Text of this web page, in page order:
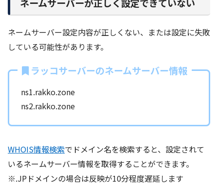
ネームサーバーが正しく設定できていない
ネームサーバー設定内容が正しくない、または設定に失敗
している可能性があります。
ラッコサーバーのネームサーバー情報
ns1.rakko.zone
ns2.rakko.zone
WHOIS情報検索でドメイン名を検索すると、設定されて
いるネームサーバー情報を取得することができます。
※.JPドメインの場合は反映が10分程度遅延します